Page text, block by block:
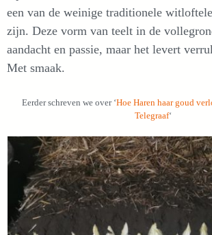
een van de weinige traditionele
zijn. Deze vorm van teelt in de
aandacht en passie, maar het levert
Met smaak.
Eerder schreven we over ‘Hoe Haren haar goud
Telegraaf‘